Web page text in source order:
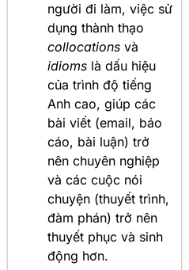
người đi làm, việc sử
dụng thành thạo
collocations và
idioms là dấu hiệu
của trình độ tiếng
Anh cao, giúp các
bài viết (email, báo
cáo, bài luận) trở
nên chuyên nghiệp
và các cuộc nói
chuyện (thuyết trình,
đàm phán) trở nên
thuyết phục và sinh
động hơn.